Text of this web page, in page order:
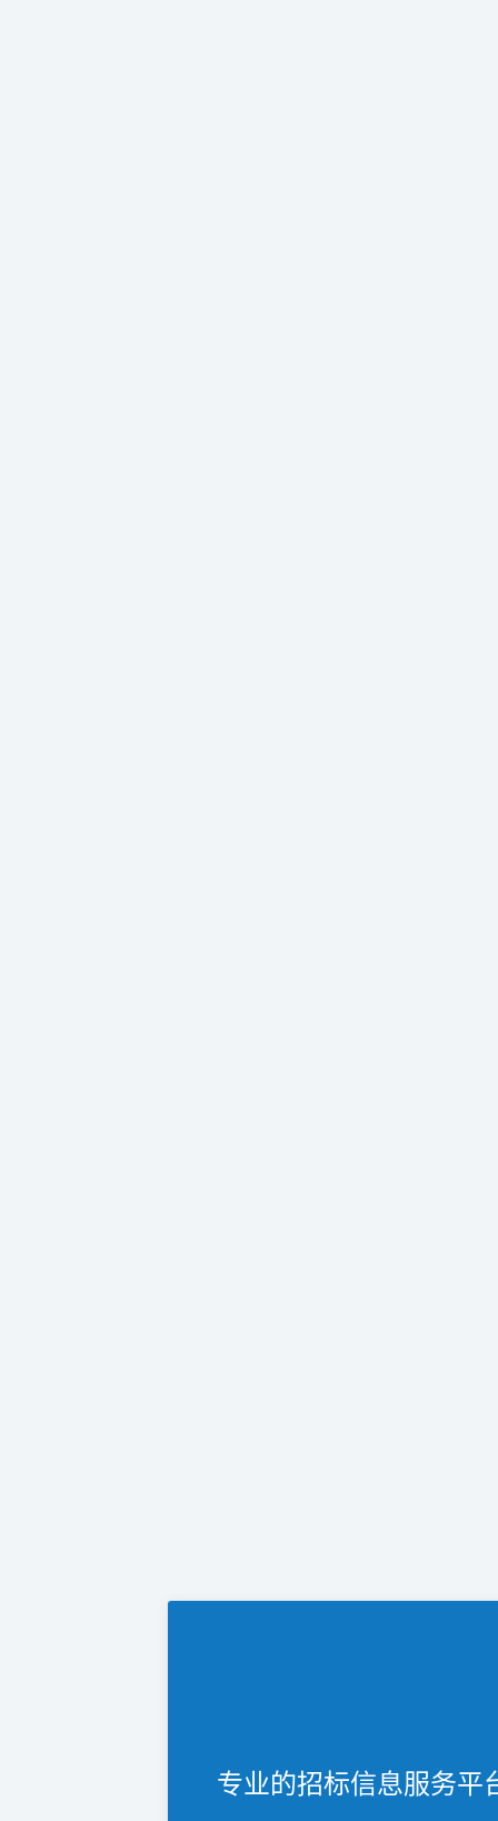
专业的招标信息服务平